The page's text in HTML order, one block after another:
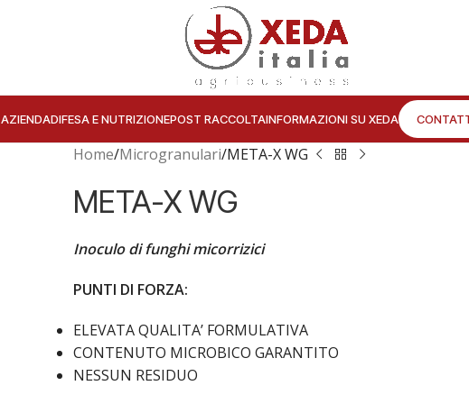
AZIENDADIFESA E NUTRIZIONEPOST RACCOLTAINFORMAZIONI SU XEDA
Home Microgranulari META-X WG
META-X WG
Inoculo di funghi micorrizici
PUNTI DI FORZA:
ELEVATA QUALITA’ FORMULATIVA
CONTENUTO MICROBICO GARANTITO
NESSUN RESIDUO